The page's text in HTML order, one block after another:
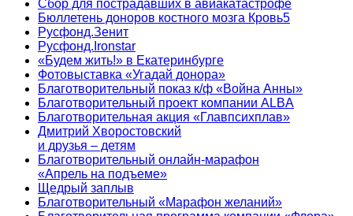
Сбор для пострадавших в авиакатастрофе
Бюллетень доноров костного мозга Кровь5
Русфонд.Зенит
Русфонд.Ironstar
«Будем жить!» в Екатеринбурге
Фотовыставка «Угадай донора»
Благотворительный показ к/ф «Война Анны»
Благотворительный проект компании ALBA
Благотворительная акция «Главпсихплав»
Дмитрий Хворостовский
и друзья – детям
Благотворительный онлайн‑марафон
«Апрель на подъеме»
Щедрый заплыв
Благотворительный «Марафон желаний»